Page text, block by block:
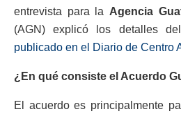
entrevista para la Agencia
(AGN) explicó los detalles
publicado en el Diario de Centro
¿En qué consiste el Acuerdo
El acuerdo es principalmente